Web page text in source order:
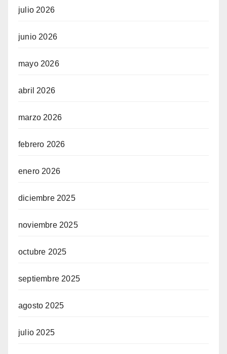
julio 2026
junio 2026
mayo 2026
abril 2026
marzo 2026
febrero 2026
enero 2026
diciembre 2025
noviembre 2025
octubre 2025
septiembre 2025
agosto 2025
julio 2025